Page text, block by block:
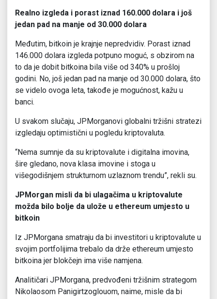
Realno izgleda i porast iznad 160.000 dolara i još
jedan pad na manje od 30.000 dolara
Međutim, bitkoin je krajnje nepredvidiv. Porast iznad
146.000 dolara izgleda potpuno moguć, s obzirom na
to da je dobit bitkoina bila više od 340% u prošloj
godini. No, još jedan pad na manje od 30.000 dolara, što
se videlo ovoga leta, takođe je mogućnost, kažu u
banci.
U svakom slučaju, JPMorganovi globalni tržišni stratezi
izgledaju optimistični u pogledu kriptovaluta.
“Nema sumnje da su kriptovalute i digitalna imovina,
šire gledano, nova klasa imovine i stoga u
višegodišnjem strukturnom uzlaznom trendu”, rekli su.
JPMorgan misli da bi ulagačima u kriptovalute
možda bilo bolje da ulože u ethereum umjesto u
bitkoin
Iz JPMorgana smatraju da bi investitori u kriptovalute u
svojim portfolijima trebalo da drže ethereum umjesto
bitkoina jer blokčejn ima više namjena.
Analitičari JPMorgana, predvođeni tržišnim strategom
Nikolaosom Panigirtzoglouom, naime, misle da bi